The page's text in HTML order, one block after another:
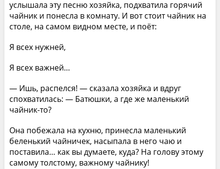
услышала эту песню хозяйка, подхватила горячий
чайник и понесла в комнату. И вот стоит чайник на
столе, на самом видном месте, и поёт:
Я всех нужней,
Я всех важней…
— Ишь, распелся! — сказала хозяйка и вдруг
спохватилась: — Батюшки, а где же маленький
чайник-то?
Она побежала на кухню, принесла маленький
беленький чайничек, насыпала в него чаю и
поставила… как вы думаете, куда? На голову этому
самому толстому, важному чайнику!